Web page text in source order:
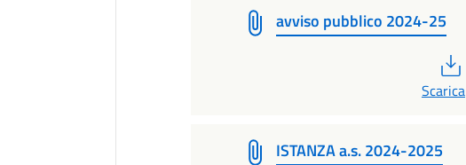
avviso pubblico 2024-25
Scarica
ISTANZA a.s. 2024-2025